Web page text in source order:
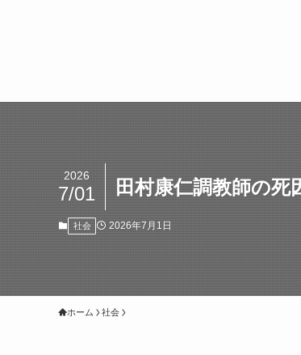
田村康仁調教師の死
2026
7/01
社会 2026年7月1日
ホーム 社会